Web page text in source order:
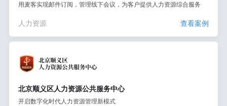
用麦客实现邮件订阅，管理线下会议，为客户提供人力资源综合服务
人力资源 查看案例
北京顺义区人力资源公共服务中心
开启数字化时代人力资源管理新模式